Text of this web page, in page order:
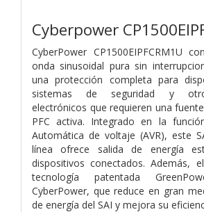
Cyberpower
CyberPower CP1500EIPFCRM1U
onda sinusoidal pura sin
una protección completa para
sistemas de seguridad y
electrónicos que requieren una
PFC activa. Integrado en la
Automática de voltaje (AVR), este
línea ofrece salida de energía
dispositivos conectados. Además,
tecnología patentada
CyberPower, que reduce en gran
de energía del SAI y mejora su